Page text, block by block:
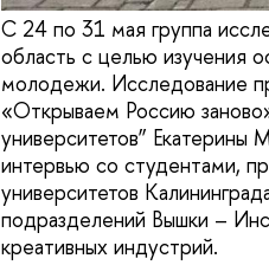
С 24 по 31 мая группа
область с целью изучения
молодежи. Исследование
«Открываем Россию
университетов” Екатерины
интервью со студентами,
университетов
подразделений Вышки –
креативных индустрий.